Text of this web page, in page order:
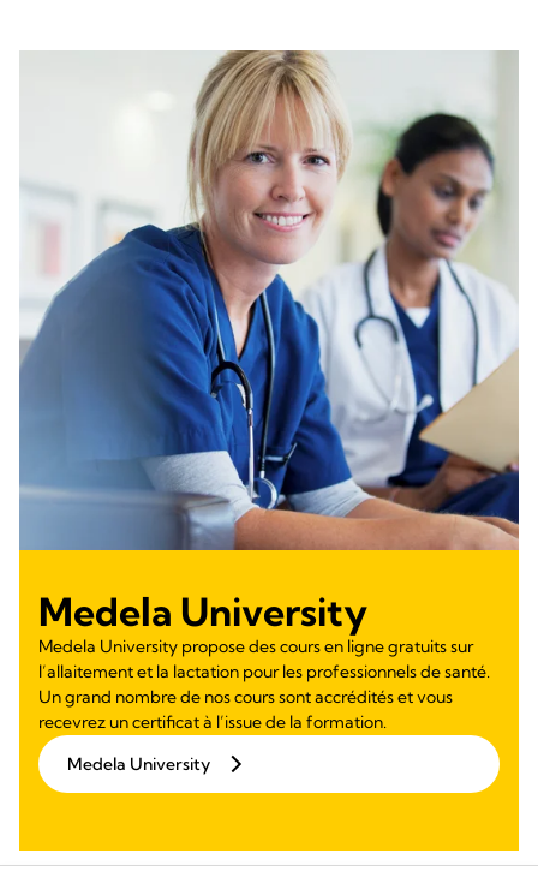
Medela University
Medela University propose des cours en ligne gratuits sur
l’allaitement et la lactation pour les professionnels de santé.
Un grand nombre de nos cours sont accrédités et vous
recevrez un certificat à l’issue de la formation.
Medela University